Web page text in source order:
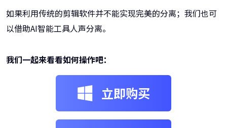
如果利用传统的剪辑软件并不能实现完美的分离；我们也可
以借助AI智能工具人声分离。
我们一起来看看如何操作吧：
立即购买